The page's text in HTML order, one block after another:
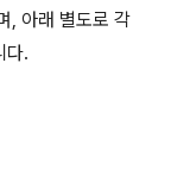
, 아래 별도로 각
다.